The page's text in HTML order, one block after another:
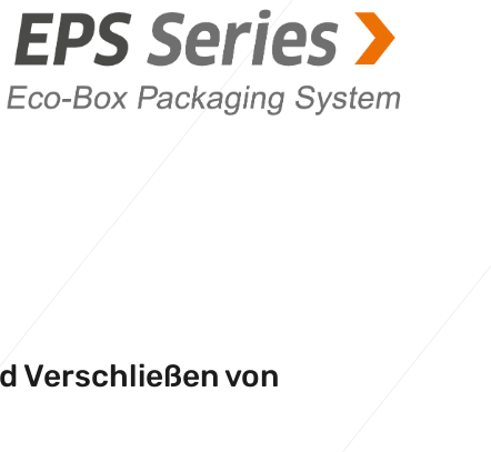
Verschließen von